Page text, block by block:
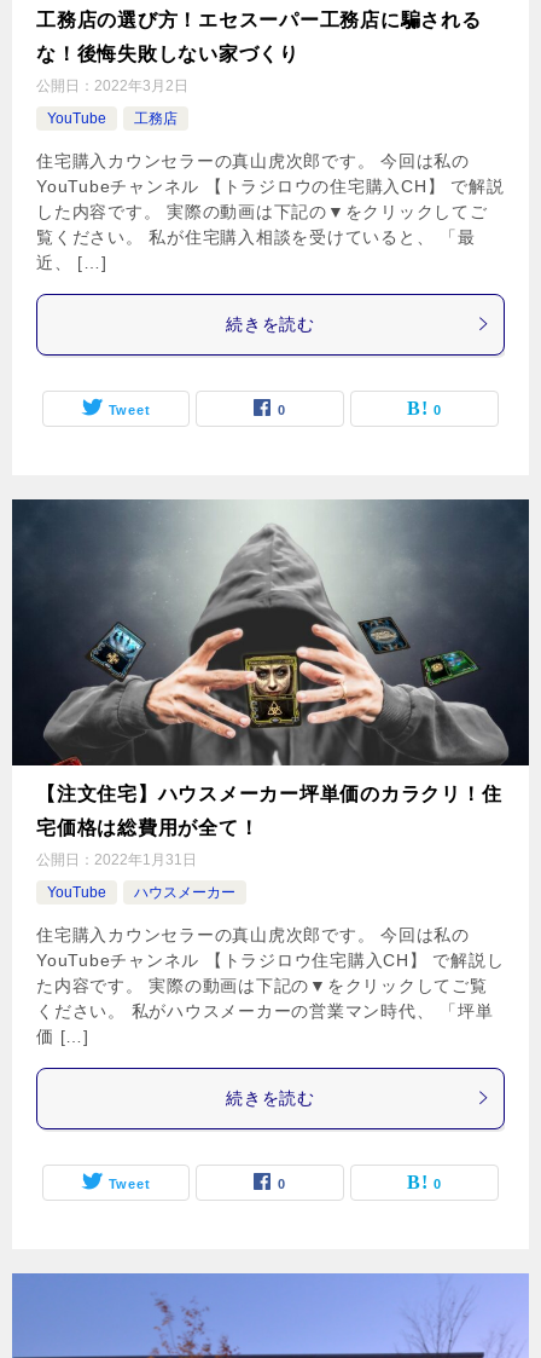
工務店の選び方！エセスーパー工務店に騙される
な！後悔失敗しない家づくり
公開日： 2022年3月2日
YouTube
工務店
住宅購入カウンセラーの真山虎次郎です。 今回は私の
YouTubeチャンネル 【トラジロウの住宅購入CH】 で解説
した内容です。 実際の動画は下記の▼をクリックしてご
覧ください。 私が住宅購入相談を受けていると、 「最
近、 […]
続きを読む
Tweet 0 0
【注文住宅】ハウスメーカー坪単価のカラクリ！住
宅価格は総費用が全て！
公開日： 2022年1月31日
YouTube
ハウスメーカー
住宅購入カウンセラーの真山虎次郎です。 今回は私の
YouTubeチャンネル 【トラジロウ住宅購入CH】 で解説し
た内容です。 実際の動画は下記の▼をクリックしてご覧
ください。 私がハウスメーカーの営業マン時代、 「坪単
価 […]
続きを読む
Tweet 0 0